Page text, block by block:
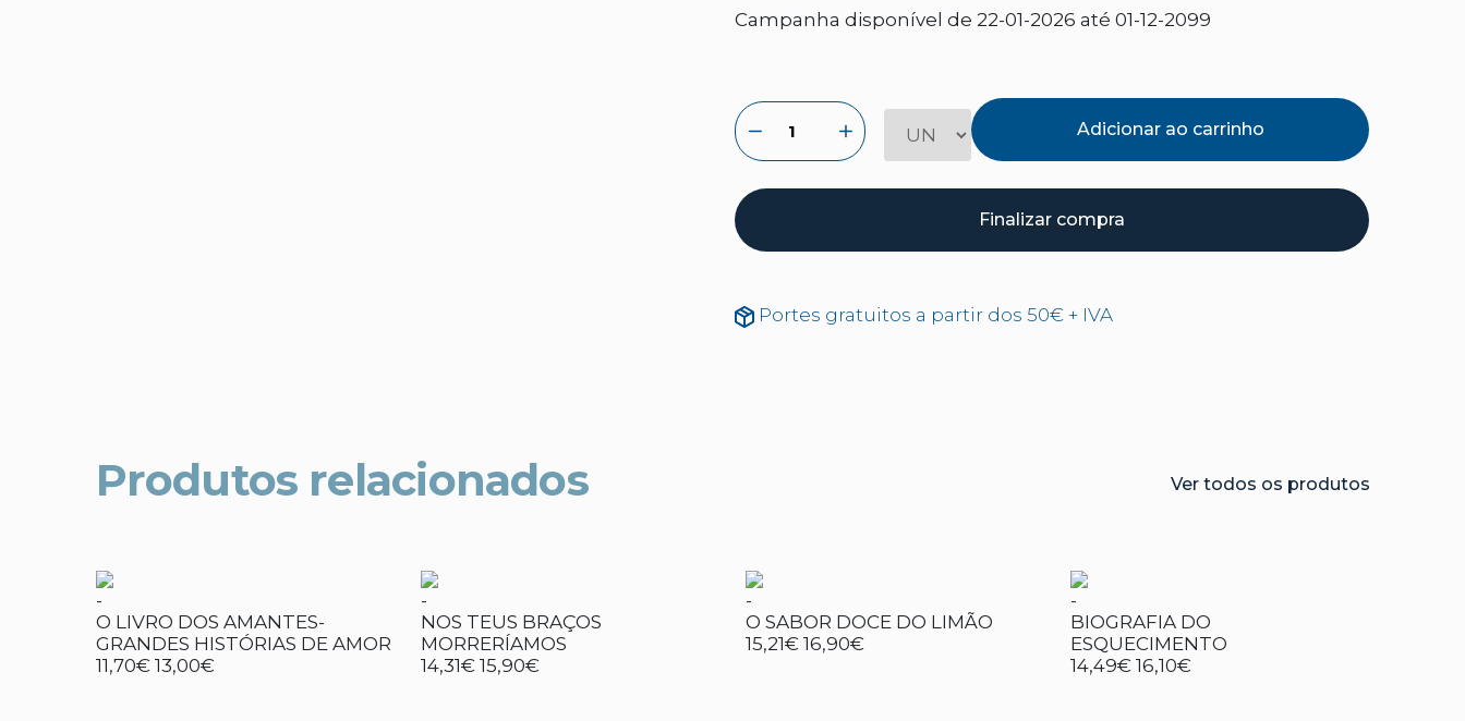
Campanha disponível de 22-01-2026 até 01-12-2099
Adicionar ao carrinho
Finalizar compra
Portes gratuitos a partir dos 50€ + IVA
Produtos relacionados Ver todos os produtos
-
O LIVRO DOS AMANTES-
GRANDES HISTÓRIAS DE AMOR
11,70€ 13,00€
-
NOS TEUS BRAÇOS
MORRERÍAMOS
14,31€ 15,90€
-
O SABOR DOCE DO LIMÃO
15,21€ 16,90€
-
BIOGRAFIA DO
ESQUECIMENTO
14,49€ 16,10€